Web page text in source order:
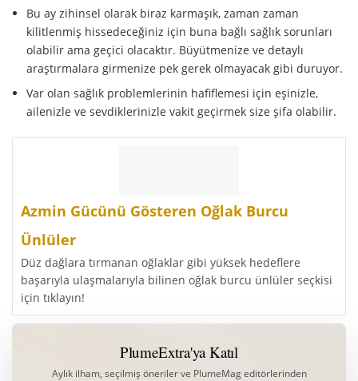
Bu ay zihinsel olarak biraz karmaşık, zaman zaman
kilitlenmiş hissedeceğiniz için buna bağlı sağlık sorunları
olabilir ama geçici olacaktır. Büyütmenize ve detaylı
araştırmalara girmenize pek gerek olmayacak gibi duruyor.
Var olan sağlık problemlerinin hafiflemesi için eşinizle,
ailenizle ve sevdiklerinizle vakit geçirmek size şifa olabilir.
Azmin Gücünü Gösteren Oğlak Burcu
Ünlüler
Düz dağlara tırmanan oğlaklar gibi yüksek hedeflere
başarıyla ulaşmalarıyla bilinen oğlak burcu ünlüler seçkisi
için tıklayın!
PlumeExtra'ya Katıl
Aylık ilham, seçilmiş öneriler ve PlumeMag editörlerinden